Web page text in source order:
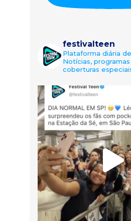
festivalteen
Plataforma diária
Notícias,
coberturas